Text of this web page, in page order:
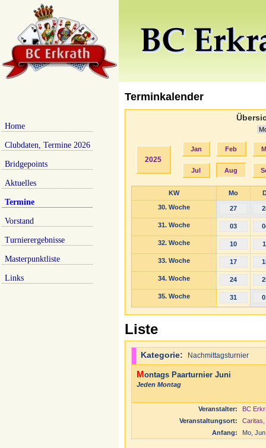
Home
Clubdaten, Termine 2026
Bridgepoints
Aktuelles
Termine
Vorstand
Turnierergebnisse
Masterpunktliste
Links
Terminkalender
2025
Jan Feb
Jul Aug
KW Mo
30. Woche
27
31. Woche 03
32. Woche 10
33. Woche 17
34. Woche 24
35. Woche 31
Liste
Kategorie: Nachmittagsturnier
Montags Paarturnier Juni
Jeden Montag
Veranstalter:
BC
Veranstaltungsort:
Anfang:
Mo,